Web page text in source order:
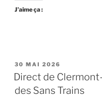
J’aime ça :
PUBLIÉ
LE
30 MAI 2026
Direct de
des Sans Trains